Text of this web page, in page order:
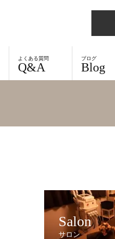
よくある質問
Q&A
ブログ
Blog
Salon
サロン